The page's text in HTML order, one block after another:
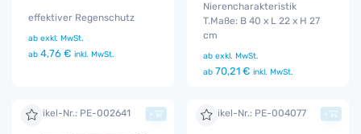
effektiver Regenschutz
ab exkl. MwSt.
ab 4,76 € inkl. MwSt.
Nierencharakteristik
T.Maße: B 40 x L 22 x H 27
cm
ab exkl. MwSt.
ab 70,21 € inkl. MwSt.
Artikel-Nr.: PE-002641 + Artikel-Nr.: PE-004077 +